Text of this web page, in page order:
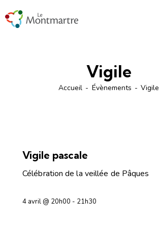
Vigile
Accueil Évènements Vigile
Vigile pascale
Célébration de la veillée de Pâques
4 avril @ 20h00 - 21h30